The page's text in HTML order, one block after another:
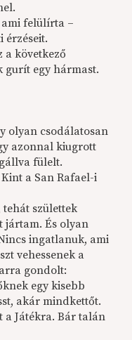
ami felülírta –
érzéseit.
a következő
gurít egy hármast.
olyan csodálatosan
azonnal kiugrott
fülelt.
a San Rafael-i
tehát születtek
jártam. És olyan
ingatlanuk, ami
vehessenek a
gondolt:
egy kisebb
akár mindkettőt.
a Játékra. Bár talán